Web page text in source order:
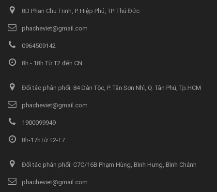
8D Phan Chu Trinh, P. Hiệp Phú, TP. Thủ Đức
phacheviet@gmail.com
0964509142
8h - 18h Từ T2 đến CN
Đối tác phân phối: 84 Dân Tộc, P. Tân Sơn Nhì, Q. Tân Phú, Tp.HCM
phacheviet@gmail.com
1900099949
8h-17h từ T2-T7
Đối tác phân phối: C7C/16B Phạm Hùng, Bình Hưng, Bình Chánh
phacheviet@gmail.com